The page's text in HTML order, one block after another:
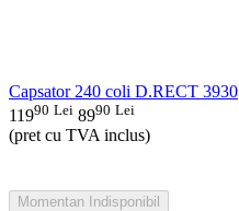
Capsator 240 coli D.RECT 3930
11990 Lei 8990 Lei
(pret cu TVA inclus)
Momentan Indisponibil